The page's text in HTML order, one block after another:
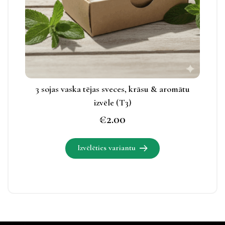
apskatāmas
lapā.
3 sojas vaska tējas sveces, krāsu & aromātu
izvēle (T3)
€2.00
Izvēlēties variantu